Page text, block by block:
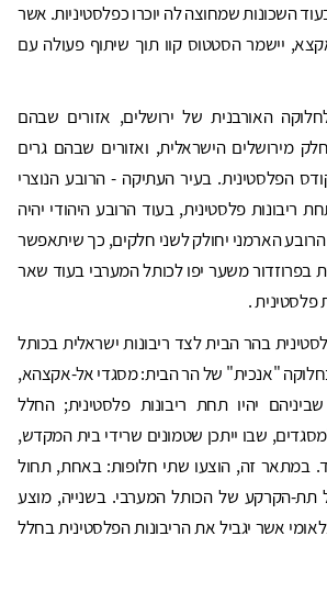
השכונות שמחוצה לה יוכרו כפלסטיניות. אשר
יישמר הסטטוס קוו תוך שיתוף פעולה עם
האורבנית של ירושלים, אזורים שבהם
חלק מירושלים הישראלית, ואזורים שבהם גרים
הפלסטינית. בעיר העתיקה - הרובע הנוצרי
ריבונות פלסטינית, בעוד הרובע היהודי יהיה
הארמני יחולק לשני חלקים, כך שיתאפשר
בפרוזדור משער יפו לכותל המערבי בעוד שאר
פלסטינית .
בהר הבית לצד ריבונות ישראלית בכותל
"אנכית" של הר הבית: מסגדי אל-אקצהא,
יהיו תחת ריבונות פלסטינית; החלל
שבו ייתכן שטמונים שרידי בית המקדש,
במתאר זה, הוצעו שתי חלופות: באחת, תחול
תת-הקרקע של הכותל המערבי. בשנייה, מוצע
אשר יגביל את הריבונות הפלסטינית בחלל